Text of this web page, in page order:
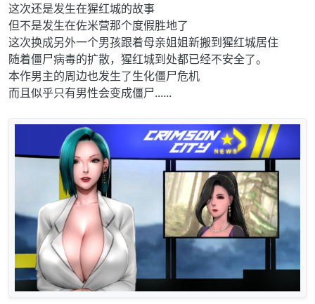
这次还是发生在猩红城的故事
但不是发生在佐米营那个度假胜地了
这次换成另外一个男孩跟着母亲姐姐新搬到猩红城居住
随着僵尸病毒的扩散，猩红城到处都已经不安全了。
本作男主的周边也发生了生化僵尸危机
而且似乎只有男性会变成僵尸......